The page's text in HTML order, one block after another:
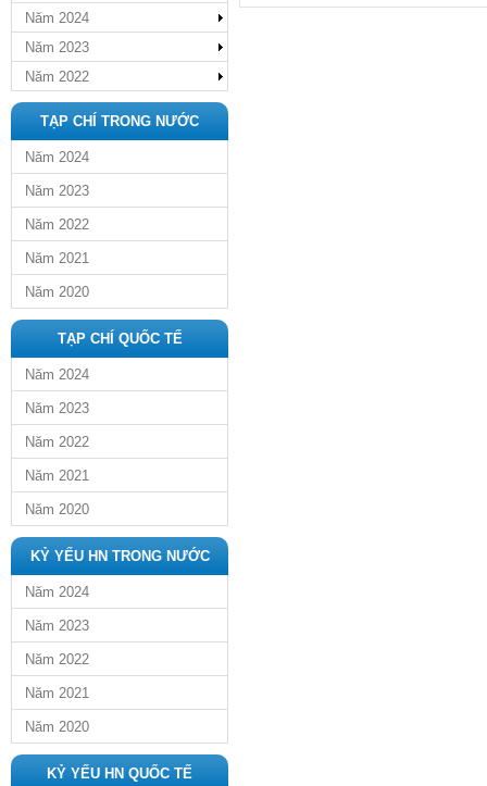
Năm 2024
Năm 2023
Năm 2022
TẠP CHÍ TRONG NƯỚC
Năm 2024
Năm 2023
Năm 2022
Năm 2021
Năm 2020
TẠP CHÍ QUỐC TẾ
Năm 2024
Năm 2023
Năm 2022
Năm 2021
Năm 2020
KỶ YẾU HN TRONG NƯỚC
Năm 2024
Năm 2023
Năm 2022
Năm 2021
Năm 2020
KỶ YẾU HN QUỐC TẾ